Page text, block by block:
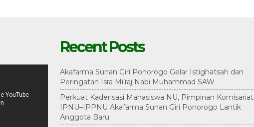
Recent Posts
Akafarma Sunan Giri Ponorogo Gelar Istighatsah dan
Peringatan Isra Mi’raj Nabi Muhammad SAW
Perkuat Kaderisasi Mahasiswa NU, Pimpinan Komisariat
IPNU–IPPNU Akafarma Sunan Giri Ponorogo Lantik
Anggota Baru